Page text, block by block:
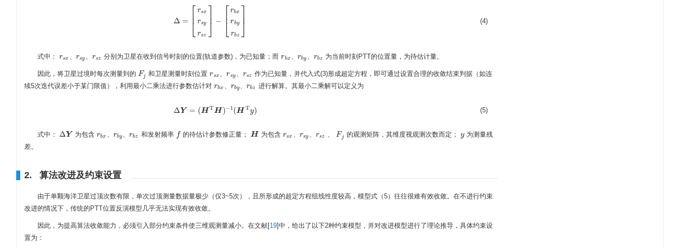
Δ = ⎡
⎣
⎢ rsx
rsy
rsz
⎤
⎦⎥ − ⎡
⎣
⎢ rbx
rby
rbz
⎤
⎦⎥
Δ= [rs r syrs z] −[r x rbyrb z (4)
式中： rsx 、 rsy 、rsz
rsx 、 rsy、 rsz 分别为卫星在收到信号时刻的位置(轨道参数)，为已知量；而rbx 、rby 、 rbz
rbx、 rby、 rbz 为当前时刻PTT的位置量，为待估计量。
因此，将卫星过境时每次测量到的 F j
Fj 和卫星测量时刻位置rsx 、rsy 、 rsz
rsx、 rsy、 rsz 作为已知量，并代入式(3)形成超定方程，即可通过设置合理的收敛结束判据（如连
续5次迭代误差小于某门限值），利用最小二乘法进行参数估计对 rbx 、 rby 、rbz
rbx 、 rby、 rbz 进行解算。其最小二乘解可以定义为
ΔY = (H TH)−1(H Ty)
ΔY =(H TH)− 1(HTy) (5)
式中： ΔY
ΔY 为包含rbx 、 rby 、rbz
rbx 、 rby、 rbz 和发射频率 f
f 的待估计参数修正量； H
H 为包含rsx 、rsy 、rsz
rsx 、 rsy、 rsz 、Fj
Fj 的观测矩阵，其维度视观测次数而定； y
y 为测量残
差。
2. 算法改进及约束设置
由于单颗海洋卫星过顶次数有限，单次过顶测量数据量极少（仅3~5次），且所形成的超定方程组线性度较高，模型式（5）往往很难有效收敛。在不进行约束
改进的情况下，传统的PTT位置反演模型几乎无法实现有效收敛。
因此，为提高算法收敛能力，必须引入部分约束条件使三维观测量减小。在文献[19]中，给出了以下2种约束模型，并对改进模型进行了理论推导，具体约束设
置为：